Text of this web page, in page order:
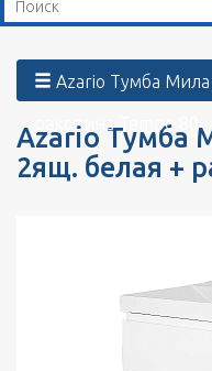
раковина Tempo 80
Azario Тумба
2ящ. белая +